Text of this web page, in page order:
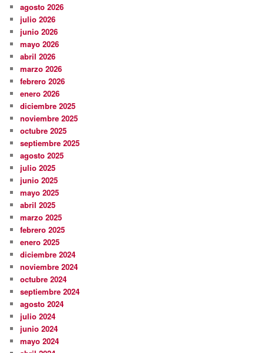
agosto 2026
julio 2026
junio 2026
mayo 2026
abril 2026
marzo 2026
febrero 2026
enero 2026
diciembre 2025
noviembre 2025
octubre 2025
septiembre 2025
agosto 2025
julio 2025
junio 2025
mayo 2025
abril 2025
marzo 2025
febrero 2025
enero 2025
diciembre 2024
noviembre 2024
octubre 2024
septiembre 2024
agosto 2024
julio 2024
junio 2024
mayo 2024